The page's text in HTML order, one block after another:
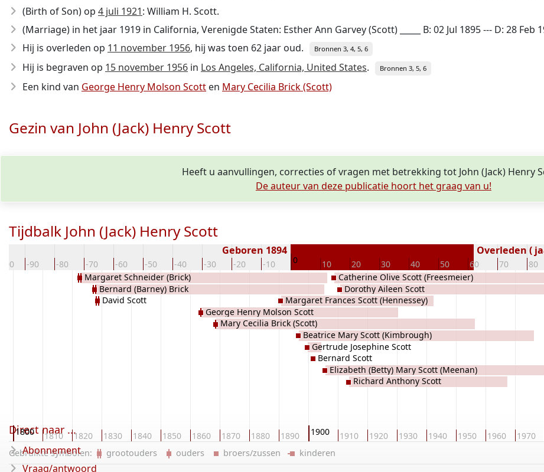
(Birth of Son) op 4 juli 1921: William H. Scott.
(Marriage) in het jaar 1919 in California, Verenigde Staten: Esther Ann Garvey (Scott) _____ B: 02 Jul 1895 --- D: 28 Feb
Hij is overleden op 11 november 1956, hij was toen 62 jaar oud. Bronnen 3, 4, 5, 6
Hij is begraven op 15 november 1956 in Los Angeles, California, United States. Bronnen 3, 5, 6
Een kind van George Henry Molson Scott en Mary Cecilia Brick (Scott)
Gezin van John (Jack) Henry Scott
Heeft u aanvullingen, correcties of vragen met betrekking tot John (Jack) Henry
De auteur van deze publicatie hoort het graag van u!
Tijdbalk John (Jack) Henry Scott
-90 -80 -70 -60 -50 -40 -30 -20 -10 0 10 20 30 40 50 60 70 80
Geboren 1894 Overleden (
1800 1810 1820 1830 1840 1850 1860 1870 1880 1890 1900 1910 1920 1930 1940 1950 1960 1970
Margaret Schneider (Brick)
Bernard (Barney) Brick
David Scott
George Henry Molson Scott
Mary Cecilia Brick (Scott)
Margaret Frances Scott (Hennessey)
Beatrice Mary Scott (Kimbrough)
Gertrude Josephine Scott
Bernard Scott
Elizabeth (Betty) Mary Scott (Meenan)
Catherine Olive Scott (Freesmeier)
Dorothy Aileen Scott
Richard Anthony Scott
Gebruikte symbolen: grootouders ouders broers/zussen kinderen
Direct naar ...
Abonnement
Vraag/antwoord